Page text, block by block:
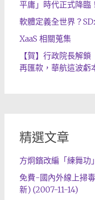
平庸」時代正式降臨！
軟體定義全世界？
XaaS 相關蒐集
【賀】行政院長解
再匯款，華航這波虧
精選文章
方炯鑌改編「練舞
免費-國內外線上掃
新) (2007-11-14)